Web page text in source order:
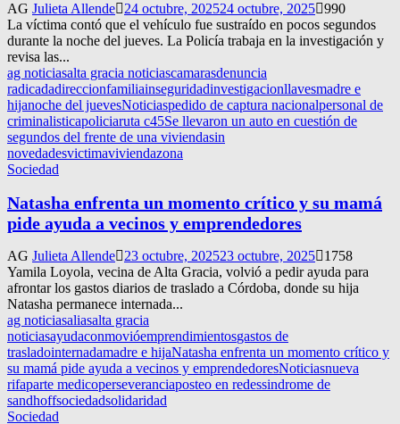
AG Julieta Allende 24 octubre, 202524 octubre, 2025 990
La víctima contó que el vehículo fue sustraído en pocos segundos
durante la noche del jueves. La Policía trabaja en la investigación y
revisa las...
ag noticiasalta gracia noticiascamarasdenuncia
radicadadireccionfamiliainseguridadinvestigacionllavesmadre e
hijanoche del juevesNoticiaspedido de captura nacionalpersonal de
criminalisticapoliciaruta c45Se llevaron un auto en cuestión de
segundos del frente de una viviendasin
novedadesvictimaviviendazona
Sociedad
Natasha enfrenta un momento crítico y su mamá
pide ayuda a vecinos y emprendedores
AG Julieta Allende 23 octubre, 202523 octubre, 2025
1758
Yamila Loyola, vecina de Alta Gracia, volvió a pedir ayuda para
afrontar los gastos diarios de traslado a Córdoba, donde su hija
Natasha permanece internada...
ag noticiasaliasalta gracia
noticiasayudaconmovióemprendimientosgastos de
trasladointernadamadre e hijaNatasha enfrenta un momento crítico y
su mamá pide ayuda a vecinos y emprendedoresNoticiasnueva
rifaparte medicoperseveranciaposteo en redessindrome de
sandhoffsociedadsolidaridad
Sociedad